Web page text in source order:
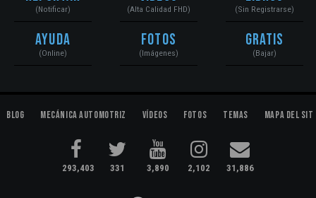
(Notificar)
Ayuda
(Online)
(Alta Calidad FHD)
Fotos
(Imágenes)
(Sin Registrarse)
Gratis
(Bajar)
Blog Mecánica Automotriz Vídeos Fotos Temas Mapa del
293,403 331 3,890 2,102 31,886